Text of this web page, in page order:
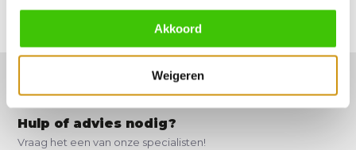
Akkoord
Weigeren
Hulp of advies nodig?
Vraag het een van onze specialisten!